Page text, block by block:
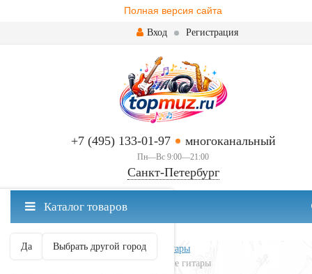
Полная версия сайта
Вход Регистрация
+7 (495) 133-01-97 многоканальный
Пн—Вс 9:00—21:00
Санкт-Петербург
Санкт-Петербург ваш город?
Да Выбрать другой город
Каталог товаров
Главная Всё для гитары
Аксессуары
Заглушки в резонаторное отверстие гитары